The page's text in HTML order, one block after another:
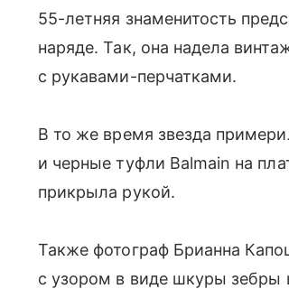
55-летняя знаменитость
наряде. Так, она надела
с рукавами-перчатками.
В то же время звезда
и черные туфли Balmain на
прикрыла рукой.
Также фотограф Брианна
с узором в виде шкуры зебры